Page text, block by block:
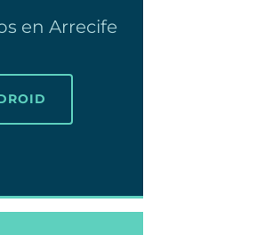
en Arrecife